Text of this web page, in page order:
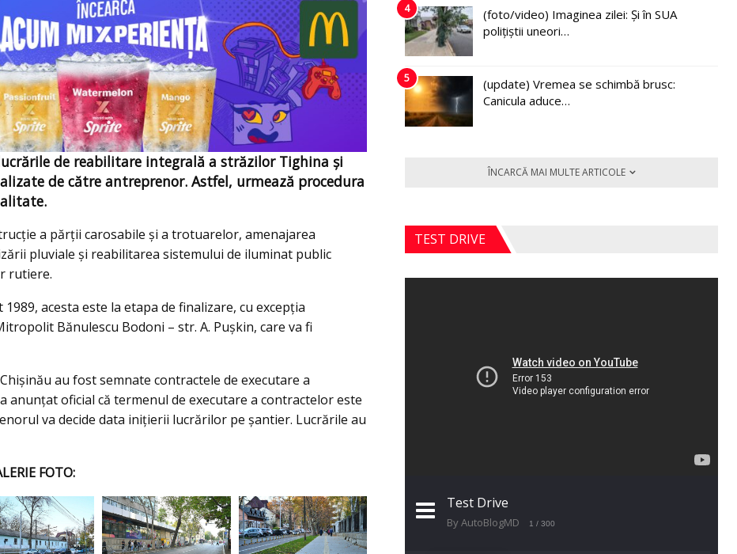
de reabilitare integrală a străzilor Tighina şi
de către antreprenor. Astfel, urmează procedura
a părţii carosabile şi a trotuarelor, amenajarea
pluviale şi reabilitarea sistemului de iluminat public
rutiere.
acesta este la etapa de finalizare, cu excepţia
Bănulescu Bodoni – str. A. Puşkin, care va fi
au fost semnate contractele de executare a
oficial că termenul de executare a contractelor este
va decide data inițierii lucrărilor pe șantier. Lucrările au
FOTO:
4
(foto/video) Imaginea zilei: Și în SUA
polițiștii uneori…
5
(update) Vremea se schimbă brusc:
Canicula aduce…
ÎNCARCĂ MAI MULTE ARTICOLE
TEST DRIVE
Test Drive
By AutoBlogMD 1 / 300